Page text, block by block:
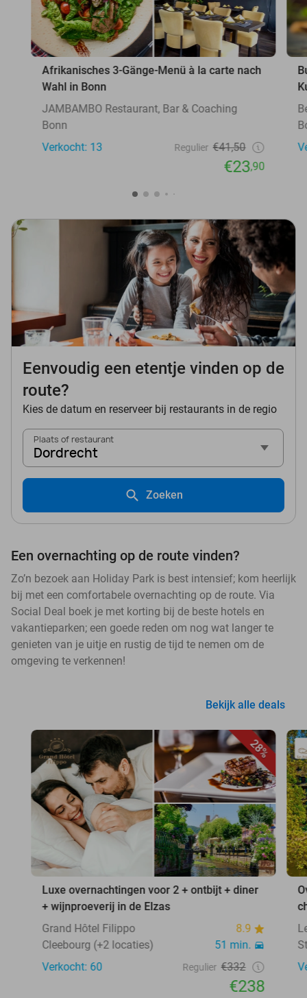
Afrikanisches 3-Gänge-Menü à la carte nach
Wahl in Bonn
JAMBAMBO Restaurant, Bar & Coaching
Bonn
Verkocht: 13
Regulier €41,50
€23,90
Eenvoudig een etentje vinden op de
route?
Kies de datum en reserveer bij restaurants in de regio
Plaats of restaurant
Dordrecht
Zoeken
Een overnachting op de route vinden?
Zo’n bezoek aan Holiday Park is best intensief; kom heerlijk
bij met een comfortabele overnachting op de route. Via
Social Deal boek je met korting bij de beste hotels en
vakantieparken; een goede reden om nog wat langer te
genieten van je uitje en rustig de tijd te nemen om de
omgeving te verkennen!
Bekijk alle deals
28%
Luxe overnachtingen voor 2 + ontbijt + diner
+ wijnproeverij in de Elzas
Grand Hôtel Filippo
8.9
Cleebourg (+2 locaties)
51 min.
Verkocht: 60
Regulier €332
€238